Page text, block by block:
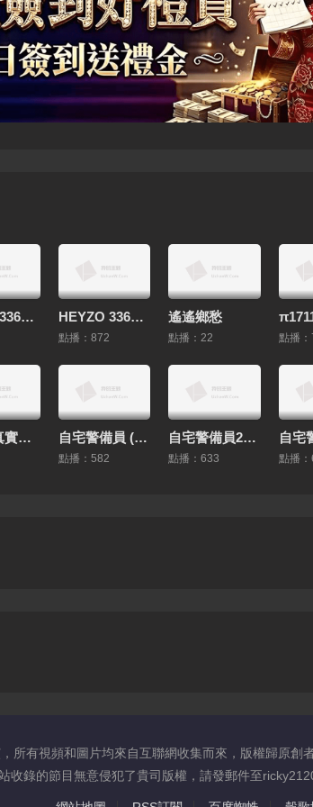
HEYZO 3363 性感マッサージで快感！～西條沙羅の場合～ – 西條沙羅 HEYZO 3361 セレブ妻とオフパコ！ – セレブ妻Ｚさん
點播：872
遙遙鄉愁
點播：22 點播
π1299 真實投稿-活寡少婦被侵犯 NSFS-160 自宅警備員 (2019) 第2話 [中文字幕]
點播：582
自宅警備員2ndミッションナマイキ美乳次女_由紀 2D動漫 中文字幕
點播：633 點播
所有視頻和圖片均來自互聯網收集而來，版權歸原
收錄的節目無意侵犯了貴司版權，請發郵件至